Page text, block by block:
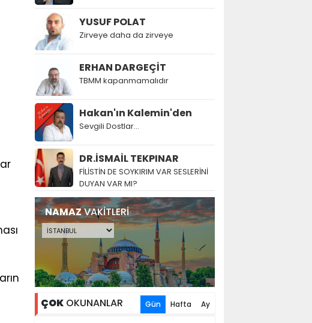
YUSUF POLAT
Zirveye daha da zirveye
ERHAN DARGEÇİT
TBMM kapanmamalıdır
Hakan'ın Kalemin'den
Sevgili Dostlar...
DR.İSMAİL TEKPINAR
FİLİSTİN DE SOYKIRIM VAR SESLERİNİ
DUYAN VAR MI?
NAMAZVAKİTLERİ
ÇOK OKUNANLAR Gün Hafta Ay